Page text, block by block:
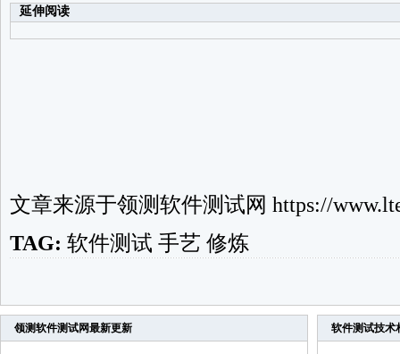
延伸阅读
文章来源于领测软件测试网 https://
TAG: 软件测试 手艺 修炼
领测软件测试网最新更新 软件测试技术